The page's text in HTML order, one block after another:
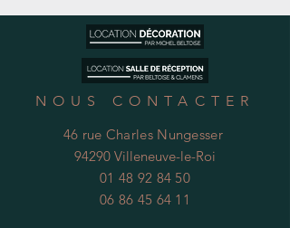
NOUS CONTACTER
46 rue Charles Nungesser
94290 Villeneuve-le-Roi
01 48 92 84 50
06 86 45 64 11